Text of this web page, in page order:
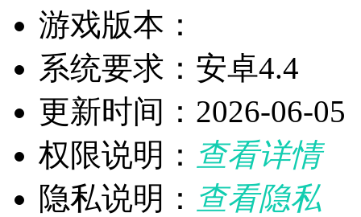
游戏版本：
系统要求：安卓4.4
更新时间：2026-06-05
权限说明： 查看详情
隐私说明： 查看隐私